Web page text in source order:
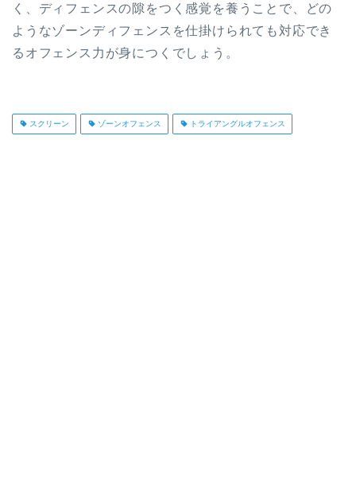
く、ディフェンスの隙をつく感覚を養うことで、どの
ようなゾーンディフェンスを仕掛けられても対応でき
るオフェンス力が身につくでしょう。
スクリーン ゾーンオフェンス トライアングルオフェンス